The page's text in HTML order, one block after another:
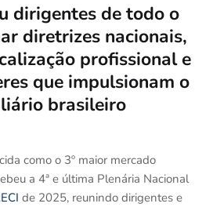
dirigentes de todo o
diretrizes nacionais,
profissional e
que impulsionam o
brasileiro
como o 3º maior mercado
a 4ª e última Plenária Nacional
de 2025, reunindo dirigentes e